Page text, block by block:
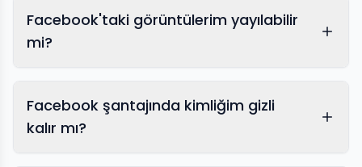
Facebook'taki görüntülerim yayılabilir
mi?
Facebook şantajında kimliğim gizli
kalır mı?